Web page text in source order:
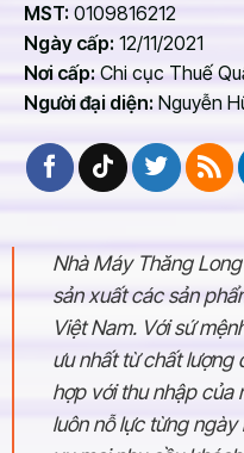
Bàn nhân viên thường
Gỗ công nghiệp dùng để
nhiều loại, chất lượng
nhà máy Thăng Long sản
melamine, sơn PU. Với
cầu làm màu sắc cho phù
Lý do tại sao nên
tại nhà máy Thăng
Bàn nhân viên do nhà
MST: 0109816212
Ngày cấp: 12/11/2021
Nơi cấp:Chi cục Thuế
Người đại diện:Nguyễn
Nhà Máy Thăng
sản xuất các sản
Việt Nam. Với sứ
ưu nhất từ chất lượng
hợp với thu nhập của
luôn nỗ lực từng